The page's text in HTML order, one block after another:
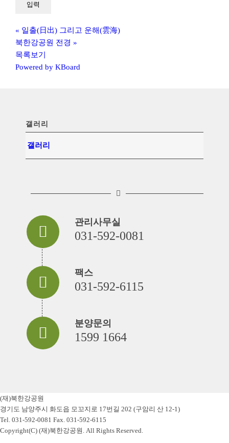
« 일출(日出) 그리고 운해(雲海)
북한강공원 전경 »
목록보기
Powered by KBoard
갤러리
갤러리
관리사무실
031-592-0081
팩스
031-592-6115
분양문의
1599 1664
(재)북한강공원
경기도 남양주시 화도읍 모꼬지로 17번길 202 (구암리 산 12-1)
Tel. 031-592-0081 Fax. 031-592-6115
Copyright(C) (재)북한강공원. All Rights Reserved.